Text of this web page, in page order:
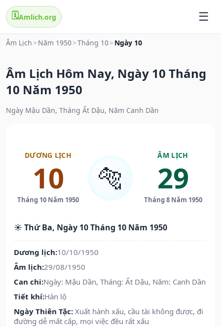
🗓️Amlich.org
Âm Lịch > Năm 1950>Tháng 10> Ngày 10
Âm Lịch Hôm Nay, Ngày 10 Tháng
10 Năm 1950
Ngày Mậu Dần, Tháng Ất Dậu, Năm Canh Dần
DƯƠNG LỊCH
10
Tháng 10 Năm 1950
🐅
ÂM LỊCH
29
Tháng 8 Năm 1950
☀️ Thứ Ba, Ngày 10 Tháng 10 Năm 1950
Dương lịch:10/10/1950
Âm lịch:29/08/1950
Can chi:Ngày: Mậu Dần, Tháng: Ất Dậu, Năm: Canh Dần
Tiết khí:Hàn lộ
Ngày Thiên Tặc: Xuất hành xấu, cầu tài không được, đi
đường dễ mất cắp, mọi việc đều rất xấu